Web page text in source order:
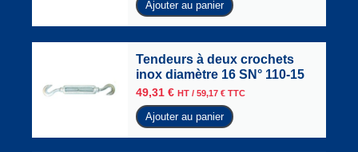
Ajouter au panier
Tendeurs à deux crochets
inox diamètre 16 SN° 110-15
49,31 € HT / 59,17 € TTC
Ajouter au panier